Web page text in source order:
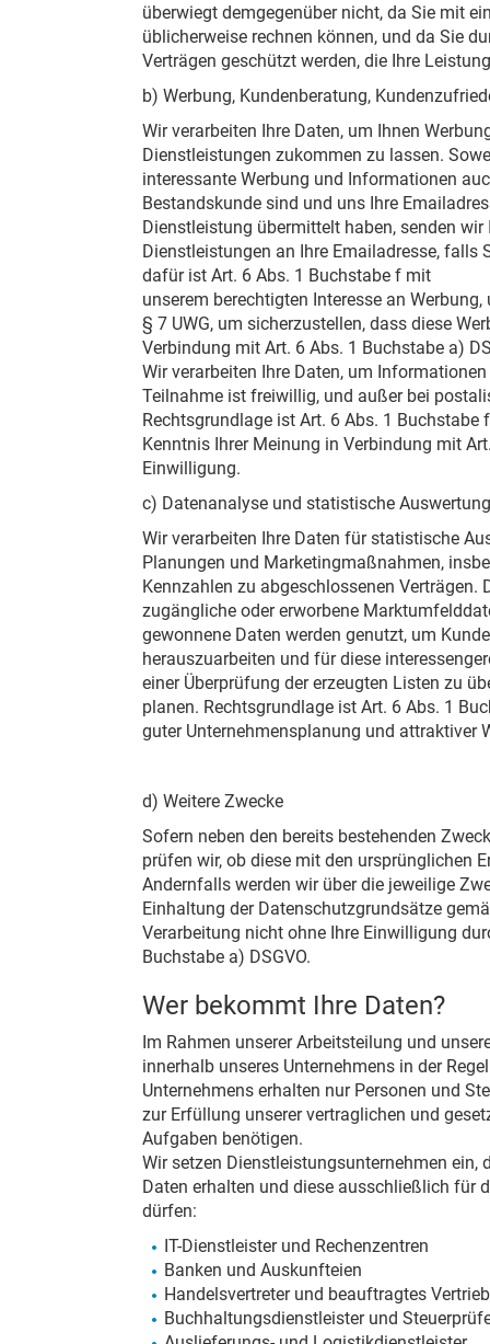
überwiegt demgegenüber nicht, da Sie mit
üblicherweise rechnen können, und da Sie
Verträgen geschützt werden, die Ihre
b) Werbung, Kundenberatung,
Wir verarbeiten Ihre Daten, um Ihnen
Dienstleistungen zukommen zu lassen.
interessante Werbung und Informationen
Bestandskunde sind und uns Ihre
Dienstleistung übermittelt haben, senden
Dienstleistungen an Ihre Emailadresse, falls
dafür ist Art. 6 Abs. 1 Buchstabe f mit
unserem berechtigten Interesse an
§ 7 UWG, um sicherzustellen, dass diese
Verbindung mit Art. 6 Abs. 1 Buchstabe a)
Wir verarbeiten Ihre Daten, um
Teilnahme ist freiwillig, und außer bei
Rechtsgrundlage ist Art. 6 Abs. 1 Buchstabe
Kenntnis Ihrer Meinung in Verbindung mit
Einwilligung.
c) Datenanalyse und statistische
Wir verarbeiten Ihre Daten für statistische
Planungen und Marketingmaßnahmen,
Kennzahlen zu abgeschlossenen
zugängliche oder erworbene
gewonnene Daten werden genutzt, um
herauszuarbeiten und für diese
einer Überprüfung der erzeugten Listen zu
planen. Rechtsgrundlage ist Art. 6 Abs. 1
guter Unternehmensplanung und attraktiver
d) Weitere Zwecke
Sofern neben den bereits bestehenden
prüfen wir, ob diese mit den ursprünglichen
Andernfalls werden wir über die jeweilige
Einhaltung der Datenschutzgrundsätze
Verarbeitung nicht ohne Ihre Einwilligung
Buchstabe a) DSGVO.
Wer bekommt Ihre Daten?
Im Rahmen unserer Arbeitsteilung und
innerhalb unseres Unternehmens in der
Unternehmens erhalten nur Personen und
zur Erfüllung unserer vertraglichen und
Aufgaben benötigen.
Wir setzen Dienstleistungsunternehmen
Daten erhalten und diese ausschließlich für
dürfen:
IT-Dienstleister und Rechenzentren
Banken und Auskunfteien
Handelsvertreter und beauftragtes
Buchhaltungsdienstleister und